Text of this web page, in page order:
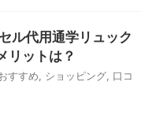
ル代用通学リュック
リットは？
すすめ ショッピング 口コ